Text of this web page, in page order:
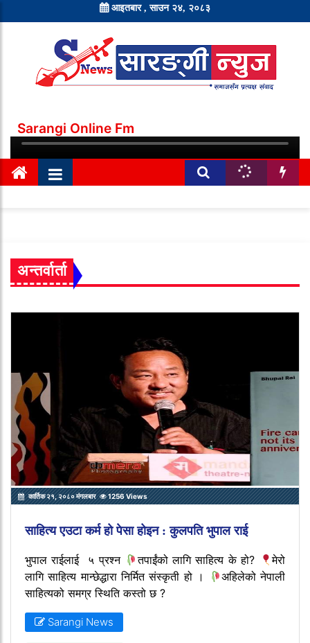
आइतबार , साउन २४, २०८३
Sarangi Online Fm
अन्तर्वार्ता
कार्तिक २१, २०८० मंगलबार 1256 Views
साहित्य एउटा कर्म हो पेसा होइन : कुलपति भुपाल राई
भुपाल राईलाई ५ प्रश्न तपाईंको लागि साहित्य के हो?
मेरो
लागि साहित्य मान्छेद्धारा निर्मित संस्कृती हो ।
अहिलेको नेपाली
साहित्यको समग्र स्थिति कस्तो छ ?
Sarangi News